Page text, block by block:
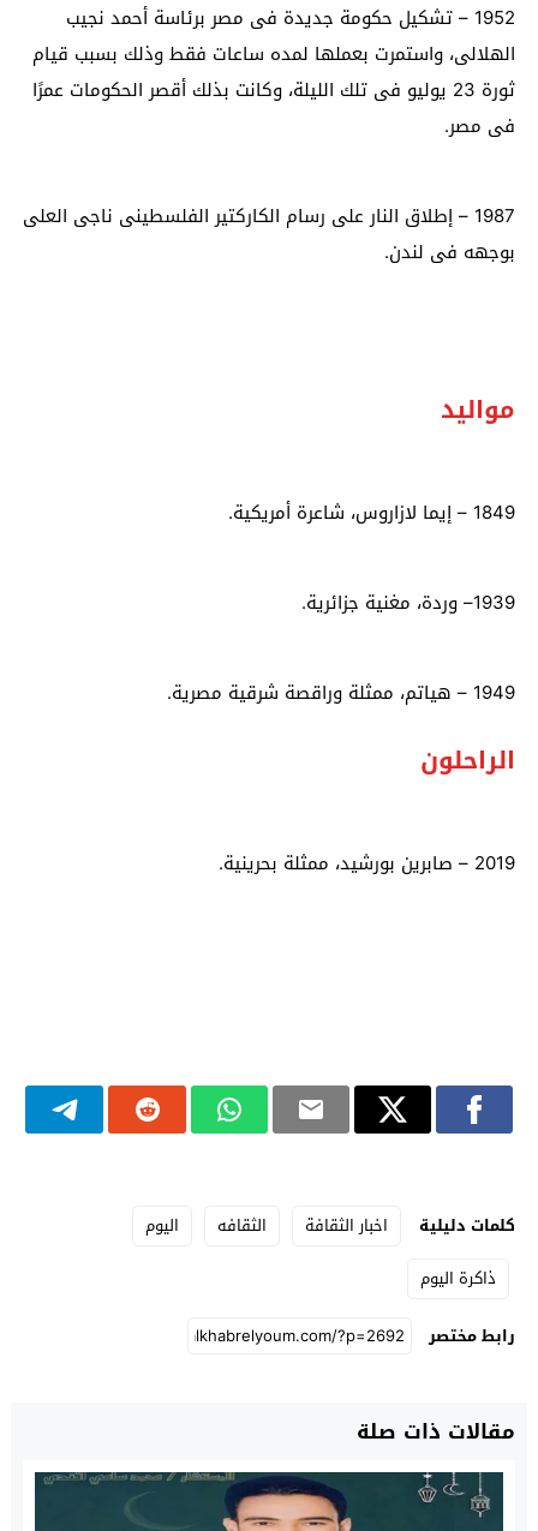
1952
–تشكيل حكومة جديدة فى مصر برئاسة أحمد نجيب
الهلالى، واستمرت بعملها لمده ساعات فقط وذلك بسبب قيام
ثورة 23 يوليو فى تلك الليلة، وكانت بذلك أقصر الحكومات عمرًا
فى مصر.
1987
–إطلاق النار على رسام الكاركتير الفلسطينى ناجى العلى
بوجهه فى لندن.
مواليد
1849
–إيما لازاروس، شاعرة أمريكية.
1939
–وردة، مغنية جزائرية.
1949
– هياتم، ممثلة وراقصة شرقية مصرية.
الراحلون
2019 – صابرين بورشيد، ممثلة بحرينية.
كلمات دليلية اخبار الثقافة الثقافه
اليوم
ذاكرة اليوم
رابط مختصر
مقالات ذات صلة